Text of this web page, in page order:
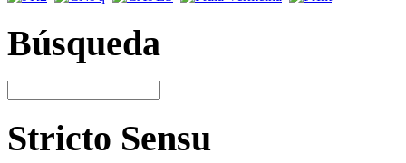
Búsqueda
Stricto Sensu